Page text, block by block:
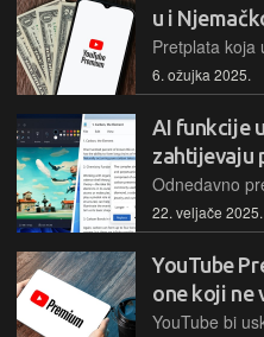
u i
6. ožujka 2025.
AI funkcije
zahtijevaju
22. veljače 2025.
YouTube
one koji ne